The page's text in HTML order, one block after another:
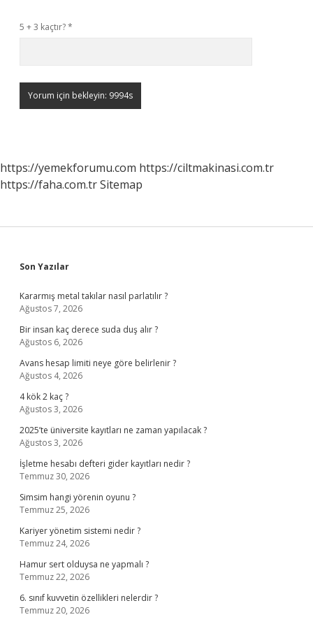
5 + 3 kaçtır?*
https://yemekforumu.com https://ciltmakinasi.com.tr
https://faha.com.trSitemap
Sidebar
Son Yazılar
Kararmış metal takılar nasıl parlatılır ?
Ağustos 7, 2026
Bir insan kaç derece suda duş alır ?
Ağustos 6, 2026
Avans hesap limiti neye göre belirlenir ?
Ağustos 4, 2026
4 kök 2 kaç ?
Ağustos 3, 2026
2025’te üniversite kayıtları ne zaman yapılacak ?
Ağustos 3, 2026
İşletme hesabı defteri gider kayıtları nedir ?
Temmuz 30, 2026
Simsim hangi yörenin oyunu ?
Temmuz 25, 2026
Kariyer yönetim sistemi nedir ?
Temmuz 24, 2026
Hamur sert olduysa ne yapmalı ?
Temmuz 22, 2026
6. sınıf kuvvetin özellikleri nelerdir ?
Temmuz 20, 2026